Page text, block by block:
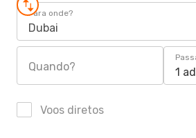
Para onde?
Dubai
Quando? 1
Voos diretos